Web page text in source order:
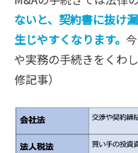
ないと、契約書に抜け
生じやすくなります。
や実務の手続きをくわ
修記事）